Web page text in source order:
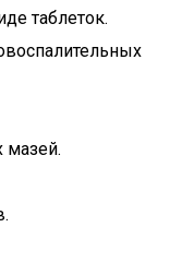
таблеток.
мазей.